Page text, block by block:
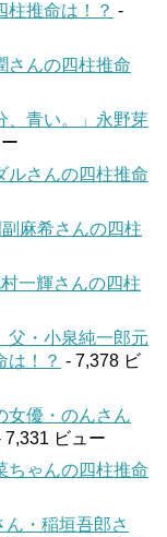
柱推命は！？ -
さんの四柱推命
、青い。」永野芽
ルさんの四柱推命
麻希さんの四柱
一輝さんの四柱
父・小泉純一郎元
は！？ - 7,378 ビ
女優・のんさん
7,331 ビュー
ちゃんの四柱推命
・稲垣吾郎さ